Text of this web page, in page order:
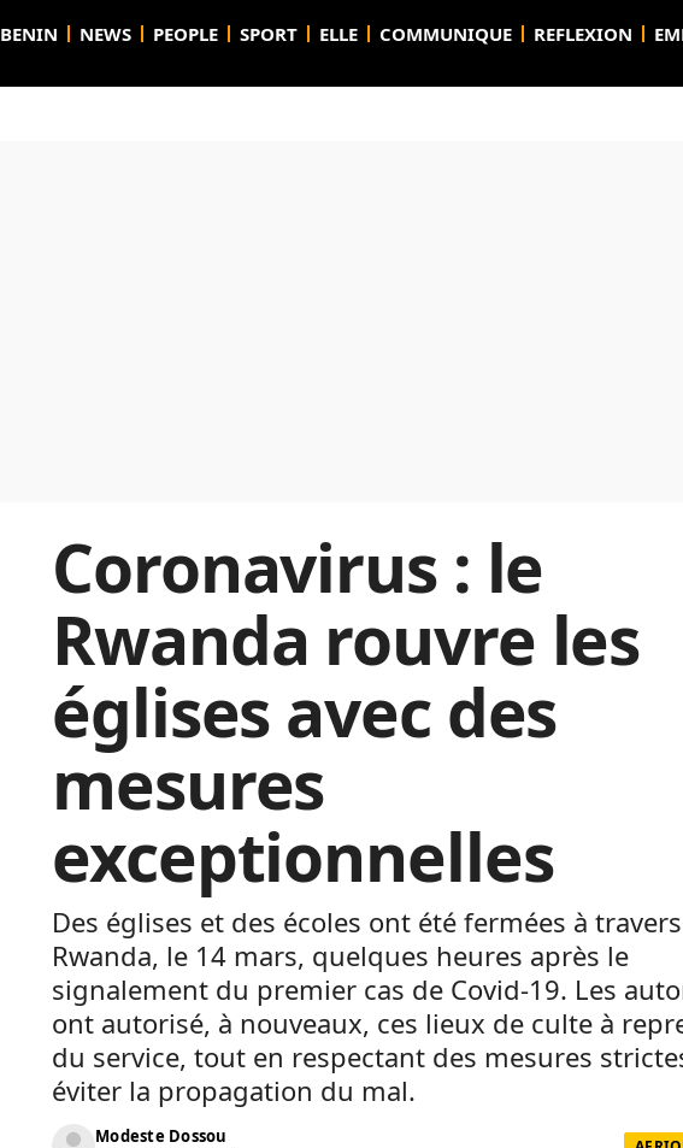
BENIN NEWS PEOPLE SPORT ELLE COMMUNIQUE REFLEXION
Coronavirus : le
Rwanda rouvre les
églises avec des
mesures
exceptionnelles
Des églises et des écoles ont été fermées à
Rwanda, le 14 mars, quelques heures après le
signalement du premier cas de Covid-19. Les
ont autorisé, à nouveaux, ces lieux de culte à
du service, tout en respectant des mesures
éviter la propagation du mal.
Modeste Dossou